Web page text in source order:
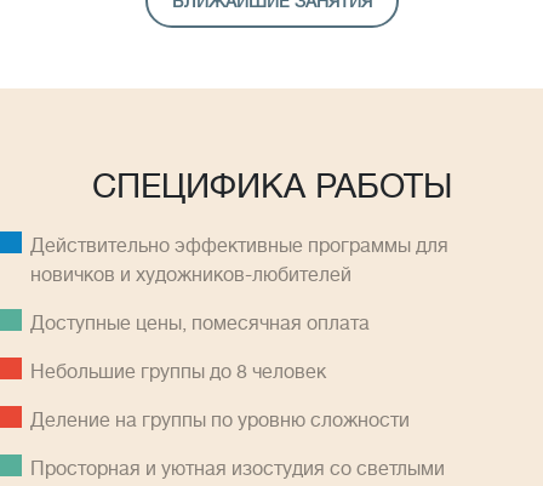
СПЕЦИФИКА РАБОТЫ
Действительно эффективные программы для
новичков и художников-любителей
Доступные цены, помесячная оплатa
Небольшие группы до 8 человек
Деление на группы по уровню сложности
Просторная и уютная изостудия со светлыми